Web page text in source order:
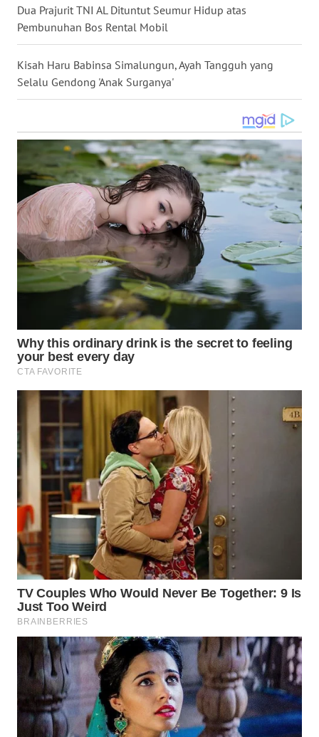
Dua Prajurit TNI AL Dituntut Seumur Hidup atas
Pembunuhan Bos Rental Mobil
Kisah Haru Babinsa Simalungun, Ayah Tangguh yang
Selalu Gendong 'Anak Surganya'
WN
NUSANTARA
WN
JOGJA
JATIM
WN
BALI
WN
KALBAR
WN
KALTENG
WN
KALTARA
KALSEL
WN
KALTIM
WN
SULSEL
WN
GORONTALO
WN
SULUT
WN
MALUKU
WN
MALUT